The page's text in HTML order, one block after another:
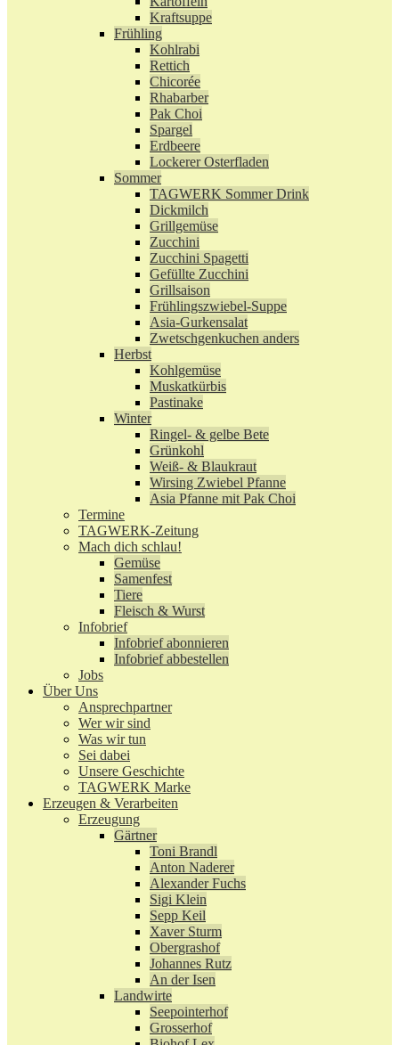
Kraftsuppe
Frühling
Kohlrabi
Rettich
Chicorée
Rhabarber
Pak Choi
Spargel
Erdbeere
Lockerer Osterfladen
Sommer
TAGWERK Sommer Drink
Dickmilch
Grillgemüse
Zucchini
Zucchini Spagetti
Gefüllte Zucchini
Grillsaison
Frühlingszwiebel-Suppe
Asia-Gurkensalat
Zwetschgenkuchen anders
Herbst
Kohlgemüse
Muskatkürbis
Pastinake
Winter
Ringel- & gelbe Bete
Grünkohl
Weiß- & Blaukraut
Wirsing Zwiebel Pfanne
Asia Pfanne mit Pak Choi
Termine
TAGWERK-Zeitung
Mach dich schlau!
Gemüse
Samenfest
Tiere
Fleisch & Wurst
Infobrief
Infobrief abonnieren
Infobrief abbestellen
Jobs
Über Uns
Ansprechpartner
Wer wir sind
Was wir tun
Sei dabei
Unsere Geschichte
TAGWERK Marke
Erzeugen & Verarbeiten
Erzeugung
Gärtner
Toni Brandl
Anton Naderer
Alexander Fuchs
Sigi Klein
Sepp Keil
Xaver Sturm
Obergrashof
Johannes Rutz
An der Isen
Landwirte
Seepointerhof
Grosserhof